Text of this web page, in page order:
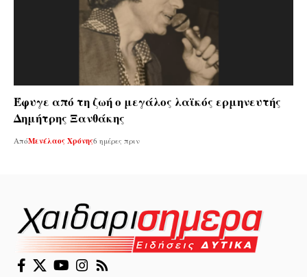
Έφυγε από τη ζωή ο μεγάλος λαϊκός ερμηνευτής
Δημήτρης Ξανθάκης
ΑπόΜενέλαος Χρόνης6 ημέρες πριν